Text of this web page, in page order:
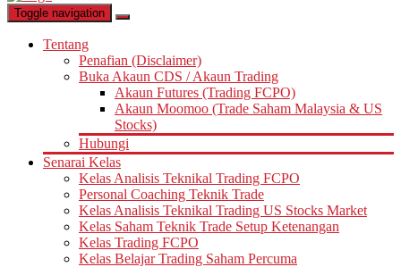
Toggle navigation
Tentang
Penafian (Disclaimer)
Buka Akaun CDS / Akaun Trading
Akaun Futures (Trading FCPO)
Akaun Moomoo (Trade Saham Malaysia & US
Stocks)
Hubungi
Senarai Kelas
Kelas Analisis Teknikal Trading FCPO
Personal Coaching Teknik Trade
Kelas Analisis Teknikal Trading US Stocks Market
Kelas Saham Teknik Trade Setup Ketenangan
Kelas Trading FCPO
Kelas Belajar Trading Saham Percuma